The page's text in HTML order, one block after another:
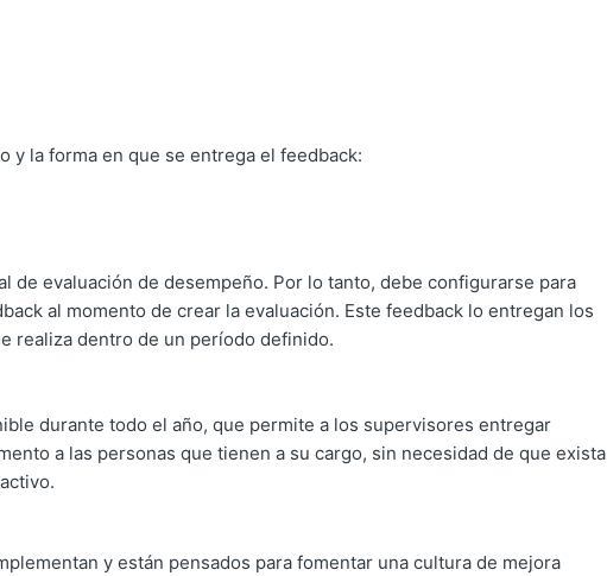
y la forma en que se entrega el feedback:
de evaluación de desempeño. Por lo tanto, debe configurarse para
al momento de crear la evaluación. Este feedback lo entregan los
realiza dentro de un período definido.
durante todo el año, que permite a los supervisores entregar
a las personas que tienen a su cargo, sin necesidad de que exista
y están pensados para fomentar una cultura de mejora